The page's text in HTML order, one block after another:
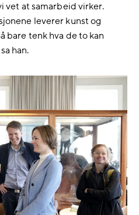
vet at samarbeid virker.
leverer kunst og
bare tenk hva de to kan
han.